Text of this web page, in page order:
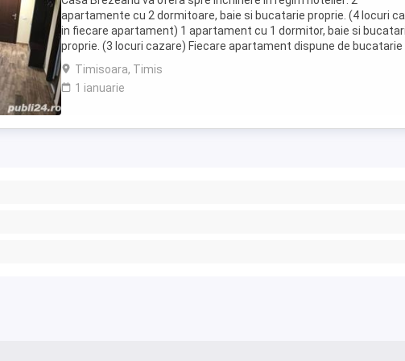
apartamente cu 2 dormitoare, baie si bucatarie proprie. (4 locuri
in fiecare apartament) 1 apartament cu 1 dormitor, baie si
proprie. (3 locuri cazare) Fiecare apartament dispune de bucatarie
complet utilata,baie cu cabina ...
Timisoara, Timis
1 ianuarie